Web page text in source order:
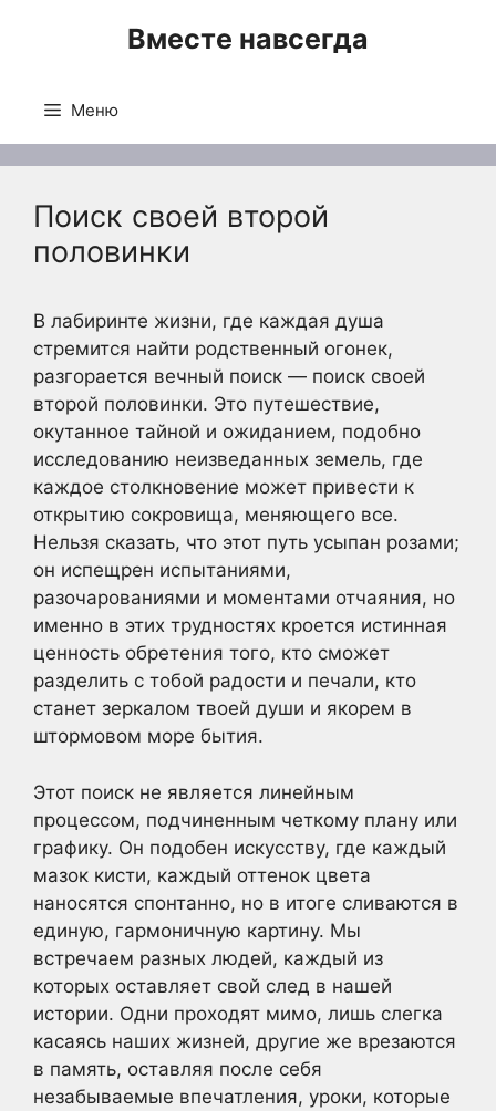
Вместе навсегда
Меню
Поиск своей второй
половинки
В лабиринте жизни, где каждая душа
стремится найти родственный огонек,
разгорается вечный поиск — поиск своей
второй половинки. Это путешествие,
окутанное тайной и ожиданием, подобно
исследованию неизведанных земель, где
каждое столкновение может привести к
открытию сокровища, меняющего все.
Нельзя сказать, что этот путь усыпан розами;
он испещрен испытаниями,
разочарованиями и моментами отчаяния, но
именно в этих трудностях кроется истинная
ценность обретения того, кто сможет
разделить с тобой радости и печали, кто
станет зеркалом твоей души и якорем в
штормовом море бытия.
Этот поиск не является линейным
процессом, подчиненным четкому плану или
графику. Он подобен искусству, где каждый
мазок кисти, каждый оттенок цвета
наносятся спонтанно, но в итоге сливаются в
единую, гармоничную картину. Мы
встречаем разных людей, каждый из
которых оставляет свой след в нашей
истории. Одни проходят мимо, лишь слегка
касаясь наших жизней, другие же врезаются
в память, оставляя после себя
незабываемые впечатления, уроки, которые